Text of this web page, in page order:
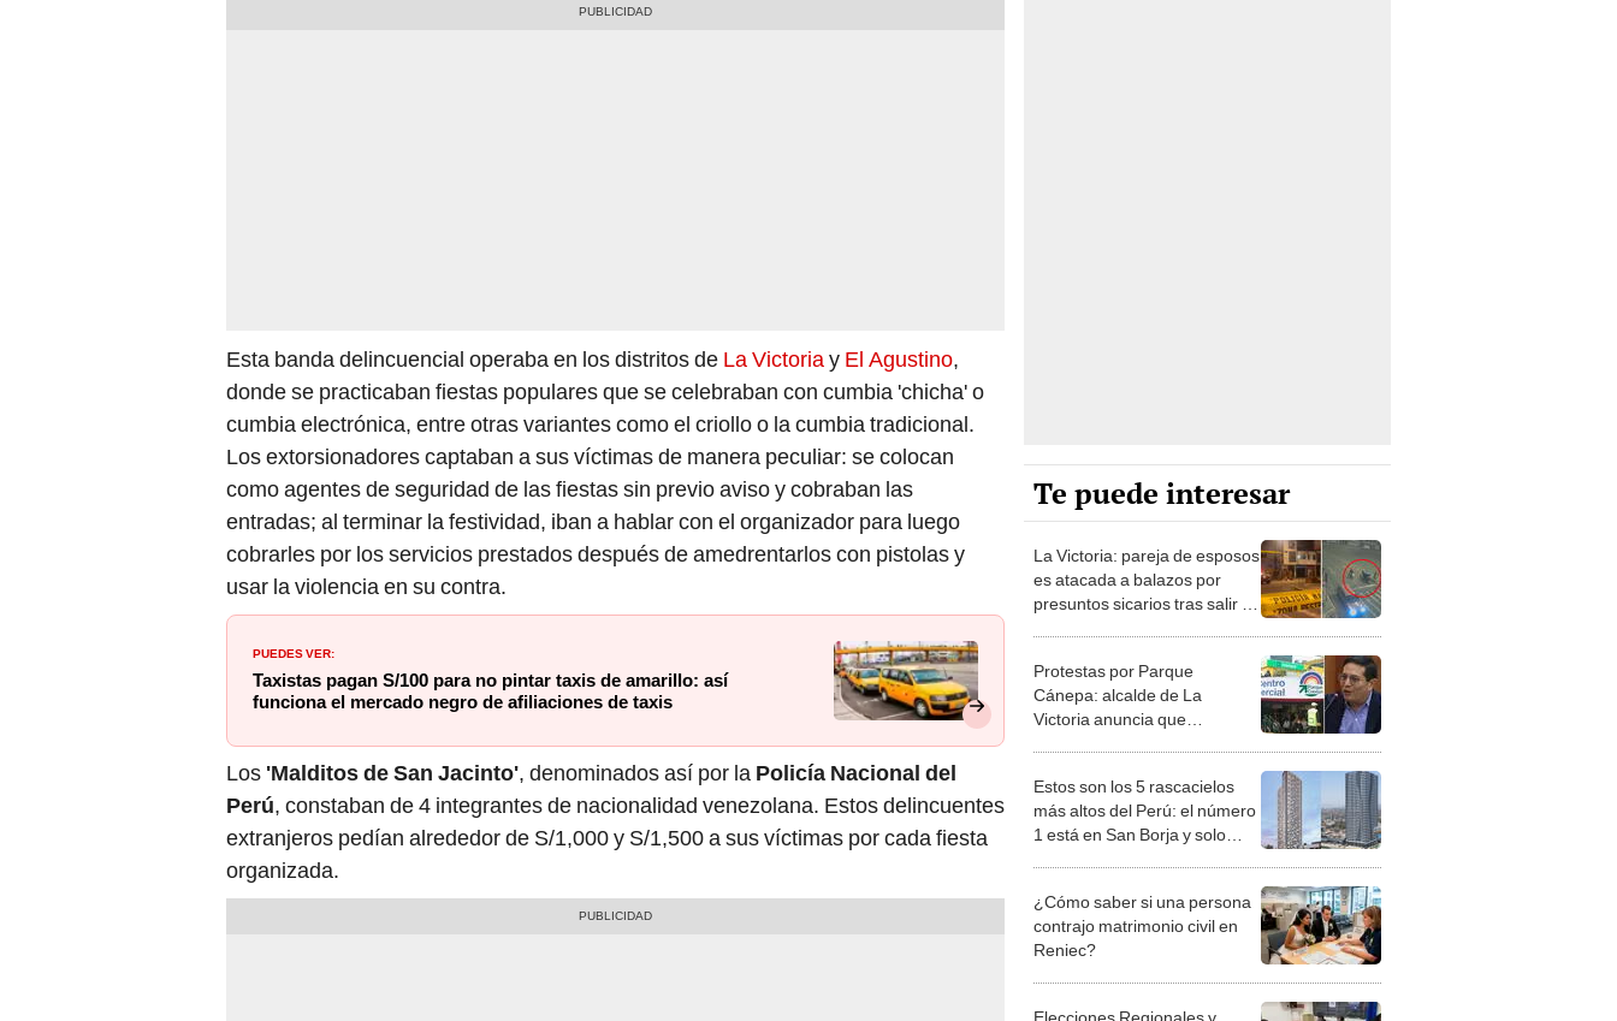
Esta banda delincuencial operaba en los distritos de La Victoriay El Agustino,
donde se practicaban fiestas populares que se celebraban con cumbia 'chicha' o
cumbia electrónica, entre otras variantes como el criollo o la cumbia tradicional.
Los extorsionadores captaban a sus víctimas de manera peculiar: se colocan
como agentes de seguridad de las fiestas sin previo aviso y cobraban las
entradas; al terminar la festividad, iban a hablar con el organizador para luego
cobrarles por los servicios prestados después de amedrentarlos con pistolas y
usar la violencia en su contra.
PUEDES VER:
Taxistas pagan S/100 para no pintar taxis de amarillo: así
funciona el mercado negro de afiliaciones de taxis
Los 'Malditos de San Jacinto', denominados así por la Policía Nacional del
Perú, constaban de 4 integrantes de nacionalidad venezolana. Estos delincuentes
extranjeros pedían alrededor de S/1,000 y S/1,500 a sus víctimas por cada fiesta
organizada.
Te puede interesar
La Victoria: pareja de esposos
es atacada a balazos por
presuntos sicarios tras salir de
Protestas por Parque
Cánepa: alcalde de La
Victoria anuncia que
Estos son los 5 rascacielos
más altos del Perú: el número
1 está en San Borja y solo
¿Cómo saber si una persona
contrajo matrimonio civil en
Reniec?
Elecciones Regionales y